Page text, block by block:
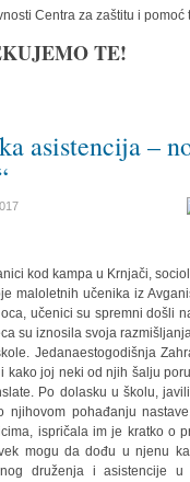
Centra za zaštitu i pomoć
TE!
asistencija –
kod kampa u Krnjači,
maloletnih učenika iz
učenici su spremni došli
su iznosila svoja
Jedanaestogodišnja
kako joj neki od njih šalju
Po dolasku u školu,
pohađanju
ispričala im je kratko o
mogu da dođu u njenu
druženja i asistencije u